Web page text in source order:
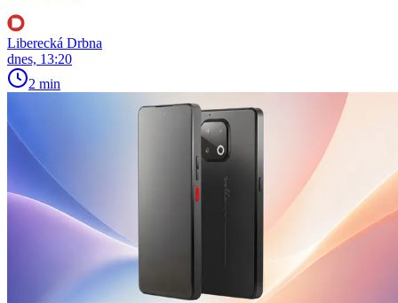
Liberecká Drbna
dnes, 13:20
2 min